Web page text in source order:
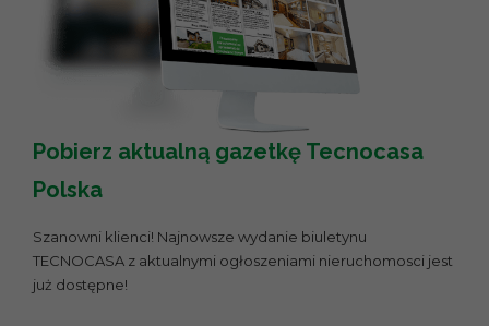
Pobierz aktualną gazetkę Tecnocasa
Polska
Szanowni klienci! Najnowsze wydanie biuletynu
TECNOCASA z aktualnymi ogłoszeniami nieruchomosci jest
już dostępne!